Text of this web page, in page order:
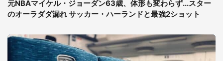
元NBAマイケル・ジョーダン63歳、体形も変わらず...スター
のオーラダダ漏れ サッカー・ハーランドと最強2ショット